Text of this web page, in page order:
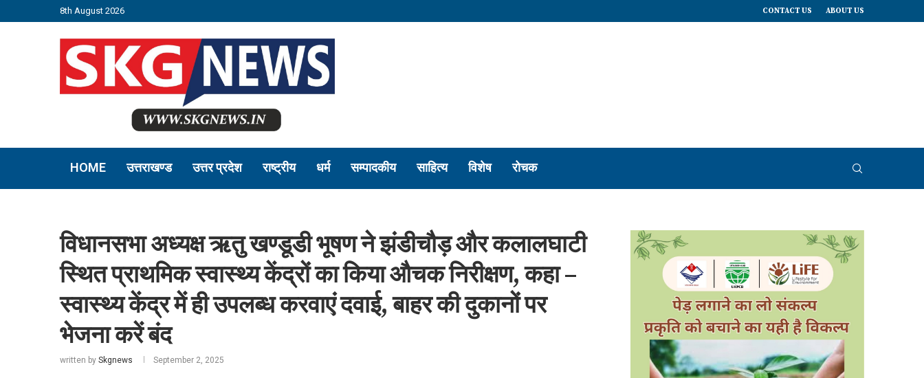
8th August 2026 CONTACT US ABOUT US
HOME उत्तराखण्ड उत्तर प्रदेश राष्ट्रीय धर्म सम्पादकीय साहित्य विशेष रोचक
विधानसभा अध्यक्ष ऋतु खण्डूडी भूषण ने झंडीचौड़ और कलालघाटी
स्थित प्राथमिक स्वास्थ्य केंद्रों का किया औचक निरीक्षण, कहा –
स्वास्थ्य केंद्र में ही उपलब्ध करवाएं दवाई, बाहर की दुकानों पर
भेजना करें बंद
written by Skgnews September 2, 2025